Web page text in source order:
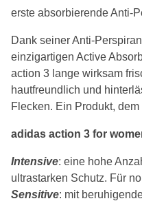
erste absorbierende Anti-
Dank seiner Anti-
einzigartigen Active
action 3 lange wirksam
hautfreundlich und
Flecken. Ein Produkt,
adidas action 3 for
Intensive: eine hohe
ultrastarken Schutz. Für
Sensitive: mit